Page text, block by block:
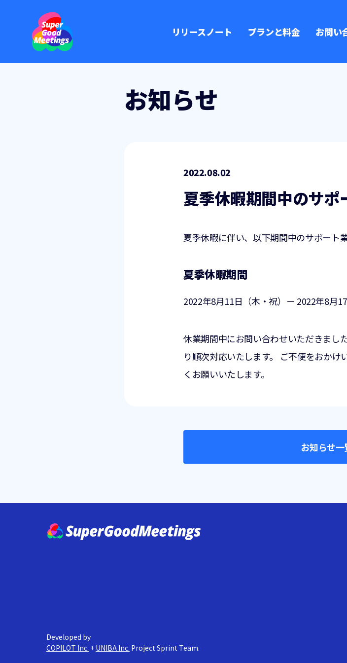
リリースノート プランと料金 お問い
お知らせ
2022.08.02
夏季休暇期間中のサポ
夏季休暇に伴い、以下期間中のサポート
夏季休暇期間
2022年8月11日（木・祝）－ 2022年8月17
休業期間中にお問い合わせいただきまし
り順次対応いたします。 ご不便をおかけ
くお願いいたします。
お知らせ一
Developed by
COPILOT Inc. + UNIBA Inc. Project Sprint Team.